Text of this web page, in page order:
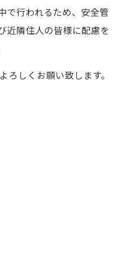
で行われるため、安全管
近隣住人の皆様に配慮を
ろしくお願い致します。